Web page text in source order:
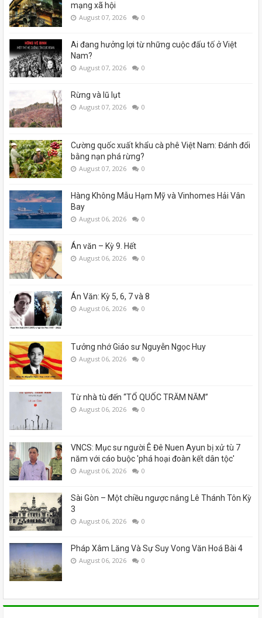
mạng xã hội
August 07, 2026 0
Ai đang hưởng lợi từ những cuộc đấu tố ở Việt
Nam?
August 07, 2026 0
Rừng và lũ lụt
August 07, 2026 0
Cường quốc xuất khẩu cà phê Việt Nam: Đánh đổi
bằng nạn phá rừng?
August 07, 2026 0
Hàng Không Mẫu Hạm Mỹ và Vinhomes Hải Vân
Bay
August 06, 2026 0
Án văn – Kỳ 9. Hết
August 06, 2026 0
Án Văn: Kỳ 5, 6, 7 và 8
August 06, 2026 0
Tưởng nhớ Giáo sư Nguyễn Ngọc Huy
August 06, 2026 0
Từ nhà tù đến “TỔ QUỐC TRĂM NĂM”
August 06, 2026 0
VNCS: Mục sư người Ê Đê Nuen Ayun bị xử tù 7
năm với cáo buộc 'phá hoại đoàn kết dân tộc'
August 06, 2026 0
Sài Gòn – Một chiều ngược nắng Lê Thánh Tôn Kỳ
3
August 06, 2026 0
Pháp Xâm Lăng Và Sự Suy Vong Văn Hoá Bài 4
August 06, 2026 0